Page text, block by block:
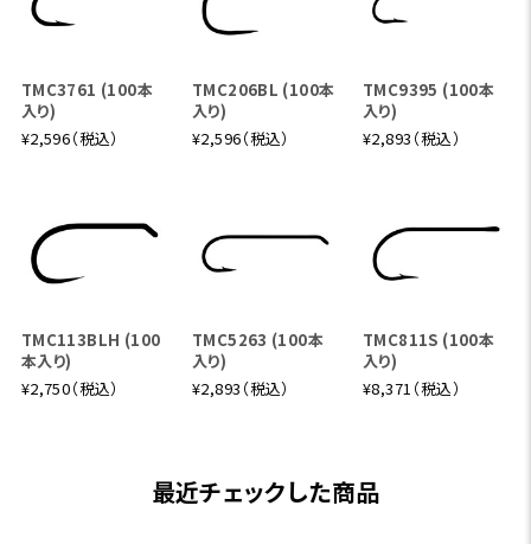
TMC3761 (100本
入り)
¥2,596（税込）
TMC206BL (100本
入り)
¥2,596（税込）
TMC9395 (100本
入り)
¥2,893（税込）
TMC113BLH (100
本入り)
¥2,750（税込）
TMC5263 (100本
入り)
¥2,893（税込）
TMC811S (100本
入り)
¥8,371（税込）
最近チェックした商品